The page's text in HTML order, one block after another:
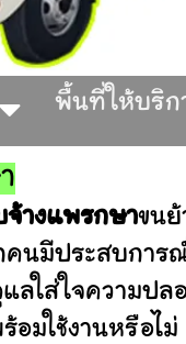
พื้นที่ให้บริก
จ้างแพรกษาขน
มีประสบการณ์
แลใส่ใจความ
อมใช้งานหรือ